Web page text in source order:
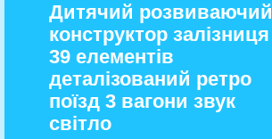
Дитячий розвиваючий
конструктор залізниця
39 елементів
деталізований ретро
поїзд 3 вагони звук
світло